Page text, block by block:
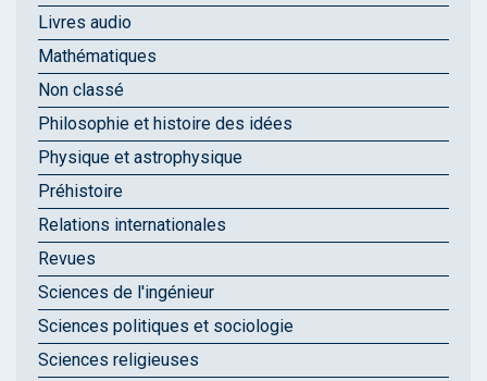
Livres audio
Mathématiques
Non classé
Philosophie et histoire des idées
Physique et astrophysique
Préhistoire
Relations internationales
Revues
Sciences de l'ingénieur
Sciences politiques et sociologie
Sciences religieuses